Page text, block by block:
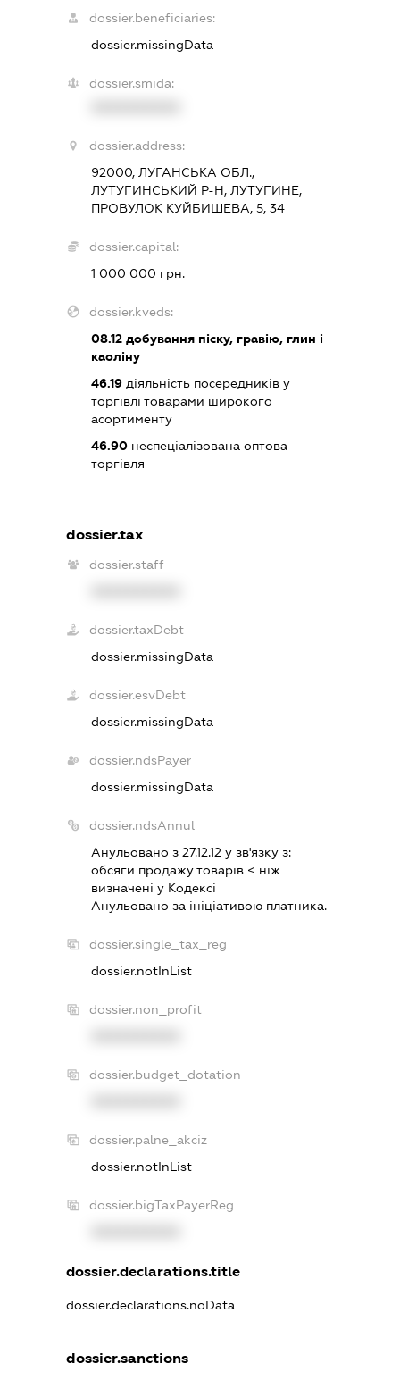
dossier.beneficiaries:
dossier.missingData
dossier.smida:
dossier.address:
92000, ЛУГАНСЬКА ОБЛ.,
ЛУТУГИНСЬКИЙ Р-Н, ЛУТУГИНЕ,
ПРОВУЛОК КУЙБИШЕВА, 5, 34
dossier.capital:
1 000 000 грн.
dossier.kveds:
08.12 добування піску, гравію, глин і
каоліну
46.19 діяльність посередників у
торгівлі товарами широкого
асортименту
46.90 неспеціалізована оптова
торгівля
dossier.tax
dossier.staff
dossier.taxDebt
dossier.missingData
dossier.esvDebt
dossier.missingData
dossier.ndsPayer
dossier.missingData
dossier.ndsAnnul
Анульовано з 27.12.12 у зв'язку з:
обсяги продажу товарiв < нiж
визначенi у Кодексi
Анульовано за iнiцiативою платника.
dossier.single_tax_reg
dossier.notInList
dossier.non_profit
dossier.budget_dotation
dossier.palne_akciz
dossier.notInList
dossier.bigTaxPayerReg
dossier.declarations.title
dossier.declarations.noData
dossier.sanctions